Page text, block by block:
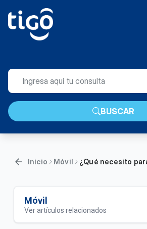
BUSCAR
Inicio Móvil
Móvil
Ver artículos relacionados